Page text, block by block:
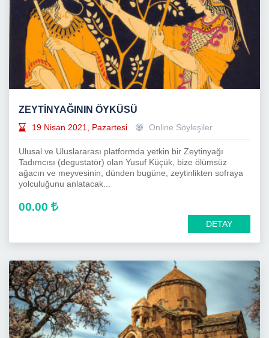
ZEYTİNYAĞININ ÖYKÜSÜ
19 Nisan 2021, Pazartesi Online Söyleşiler
Ulusal ve Uluslararası platformda yetkin bir Zeytinyağı
Tadımcısı (degustatör) olan Yusuf Küçük, bize ölümsüz
ağacın ve meyvesinin, dünden bugüne, zeytinlikten sofraya
yolculuğunu anlatacak...
00.00
DETAY